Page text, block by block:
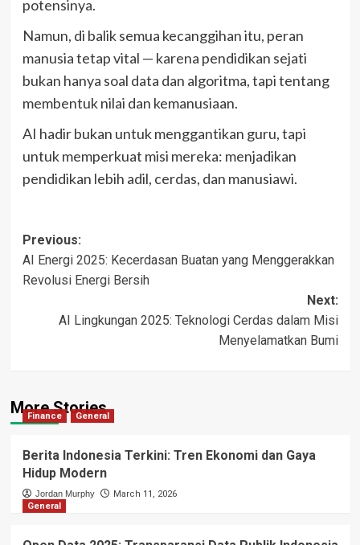
potensinya.
Namun, di balik semua kecanggihan itu, peran
manusia tetap vital — karena pendidikan sejati
bukan hanya soal data dan algoritma, tapi tentang
membentuk nilai dan kemanusiaan.
AI hadir bukan untuk menggantikan guru, tapi
untuk memperkuat misi mereka: menjadikan
pendidikan lebih adil, cerdas, dan manusiawi.
Post
navigation
Previous:
AI Energi 2025: Kecerdasan Buatan yang Menggerakkan
Revolusi Energi Bersih
Next:
AI Lingkungan 2025: Teknologi Cerdas dalam Misi
Menyelamatkan Bumi
More Stories
Finance General
Berita Indonesia Terkini: Tren Ekonomi dan Gaya
Hidup Modern
Jordan Murphy
March 11, 2026
General